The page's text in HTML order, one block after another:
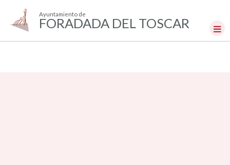
Ayuntamiento de
FORADADA DEL TOSCAR